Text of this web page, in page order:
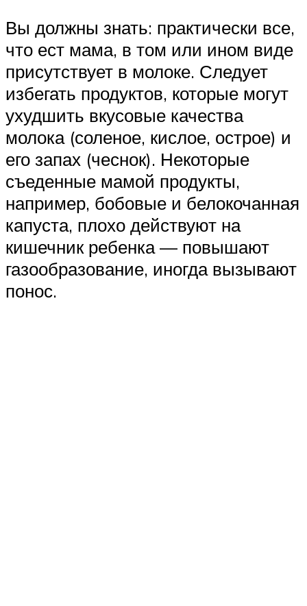
Вы должны знать: практически все,
что ест мама, в том или ином виде
присутствует в молоке. Следует
избегать продуктов, которые могут
ухудшить вкусовые качества
молока (соленое, кислое, острое) и
его запах (чеснок). Некоторые
съеденные мамой продукты,
например, бобовые и белокочанная
капуста, плохо действуют на
кишечник ребенка — повышают
газообразование, иногда вызывают
понос.